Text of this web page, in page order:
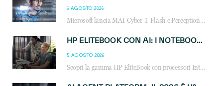
6 AGOSTO 2026
Microsoft lancia MAI-Cyber-1-Flash e Perception: cybersecurity agentica in preview dal 3 novembre. Cosa cambia per MSP, system integrator e reseller.
HP ELITEBOOK CON AI: I NOTEBOOK BUSINESS INTELLIGENTI CHE TRASFORMANO PRODUTTIVITÀ, SICUREZZA E LAVORO IBRIDO
5 AGOSTO 2026
Scopri la gamma HP EliteBook con processori Intel® Core™ Ultra e AMD Ryzen™ AI. Notebook business progettati per aumentare la produttività, migliorare la collaborazione e garantire sicurezza avanzata in ufficio e in mobilità.